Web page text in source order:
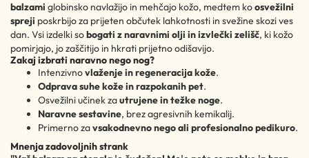
balzami globinsko navlažijo in mehčajo kožo, medtem koosvežilni
spreji poskrbijo za prijeten občutek lahkotnosti in svežine skozi ves
dan. Vsi izdelki sobogati z naravnimi olji in izvlečki zelišč, ki kožo
pomirjajo, jo zaščitijo in hkrati prijetno odišavijo.
Zakaj izbrati naravno nego nog?
Intenzivnovlaženje in regeneracija kože.
Odprava suhe kože in razpokanih pet.
Osvežilni učinek zautrujene in težke noge.
Naravne sestavine, brez agresivnih kemikalij.
Primerno zavsakodnevno nego ali profesionalno pedikuro.
Mnenja zadovoljnih strank